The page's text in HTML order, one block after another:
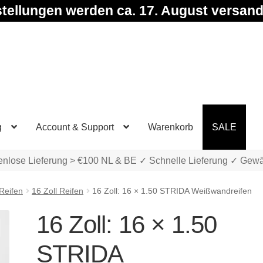
werden ca. 17. August
Account & Support Warenkorb SALE
Lieferung > €100 NL & BE ✓ Schnelle Lieferung ✓
Reifen 16 Zoll Reifen 16 Zoll: 16 × 1.50 STRIDA Weißwandreifen
16 Zoll: 16 × 1.50
STRIDA